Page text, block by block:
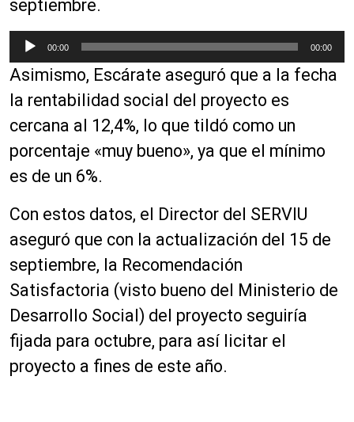
septiembre.
e
p
r
d
u
c
o
d
e
a
u
d
i
o
00:00 00:00
Asimismo, Escárate aseguró que a la fecha
la rentabilidad social del proyecto es
cercana al 12,4%, lo que tildó como un
porcentaje «muy bueno», ya que el mínimo
es de un 6%.
Con estos datos, el Director del SERVIU
aseguró que con la actualización del 15 de
septiembre, la Recomendación
Satisfactoria (visto bueno del Ministerio de
Desarrollo Social) del proyecto seguiría
fijada para octubre, para así licitar el
proyecto a fines de este año.